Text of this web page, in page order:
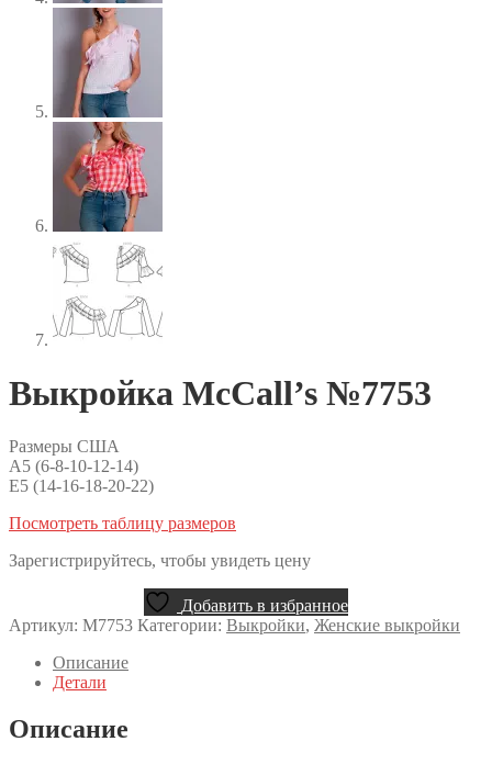
Выкройка McCall’s №7753
Размеры США
A5 (6-8-10-12-14)
E5 (14-16-18-20-22)
Посмотреть таблицу размеров
Зарегистрируйтесь, чтобы увидеть цену
Добавить в избранное
Артикул: M7753 Категории: Выкройки, Женские выкройки
Описание
Детали
Описание